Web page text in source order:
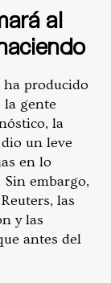
al
ha producido
la gente
la
un leve
en lo
embargo,
las
y las
antes del